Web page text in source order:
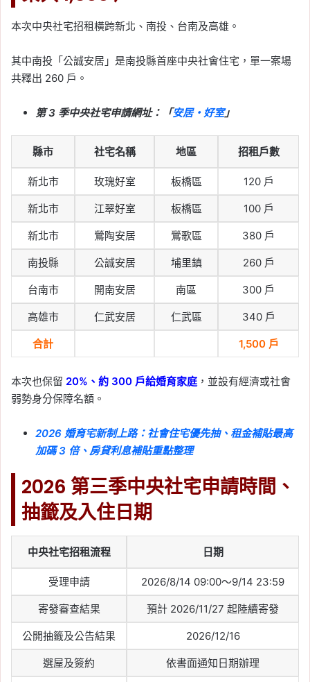
本次中央社宅招租橫跨新北、南投、台南及高雄。
其中南投「公誠安居」是南投縣首座中央社會住宅，單一案場
共釋出 260 戶。
第 3 季中央社宅申請網址：「安居・好室」
縣市 社宅名稱 地區 招租戶數
新北市 玫瑰好室 板橋區 120 戶
新北市 江翠好室 板橋區 100 戶
新北市 鶯陶安居 鶯歌區 380 戶
南投縣 公誠安居 埔里鎮 260 戶
台南市 開南安居 南區 300 戶
高雄市 仁武安居 仁武區 340 戶
合計 1,500 戶
本次也保留 20%、約 300 戶給婚育家庭 ，並設有經濟或社會
弱勢身分保障名額。
2026 婚育宅新制上路：社會住宅優先抽、租金補貼最高
加碼 3 倍、房貸利息補貼重點整理
2026 第三季中央社宅申請時間、
抽籤及入住日期
中央社宅招租流程 日期
受理申請 2026/8/14 09:00～9/14 23:59
寄發審查結果 預計 2026/11/27 起陸續寄發
公開抽籤及公告結果 2026/12/16
選屋及簽約 依書面通知日期辦理